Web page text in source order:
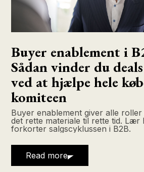
Buyer enablement i
Sådan vinder du
ved at hjælpe hele
komiteen
Buyer enablement giver alle
det rette materiale til rette tid. Lær
forkorter salgscyklussen i B2B.
Read more